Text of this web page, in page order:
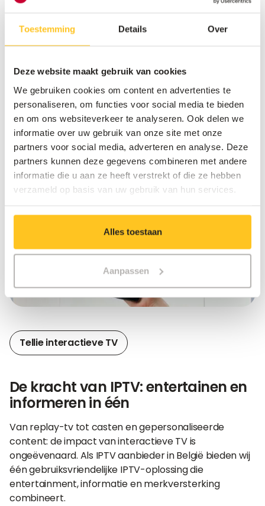
Toestemming Details Over
Deze website maakt gebruik van cookies
We gebruiken cookies om content en advertenties te
personaliseren, om functies voor social media te bieden
en om ons websiteverkeer te analyseren. Ook delen we
informatie over uw gebruik van onze site met onze
partners voor social media, adverteren en analyse. Deze
partners kunnen deze gegevens combineren met andere
informatie die u aan ze heeft verstrekt of die ze hebben
verzameld op basis van uw gebruik van hun services.
Alles toestaan
Aanpassen
Maak kennis met Digital Signage
Tellie interactieve TV
De kracht van IPTV: entertainen en
informeren in één
Van replay-tv tot casten en gepersonaliseerde
content: de impact van interactieve TV is
ongeëvenaard. Als IPTV aanbieder in België bieden wij
één gebruiksvriendelijke IPTV-oplossing die
entertainment, informatie en merkversterking
combineert.